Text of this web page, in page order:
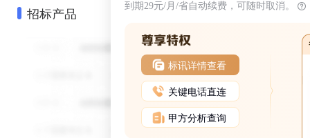
招标产品 到期29元/月/省自动续费，可随时取消。
标讯详情查看
关键电话直连
甲方分析查询